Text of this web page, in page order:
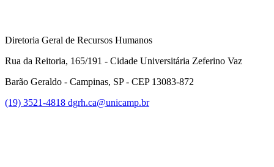
Diretoria Geral de Recursos Humanos
Rua da Reitoria, 165/191 - Cidade Universitária Zeferino Vaz
Barão Geraldo - Campinas, SP - CEP 13083-872
(19) 3521-4818 dgrh.ca@unicamp.br